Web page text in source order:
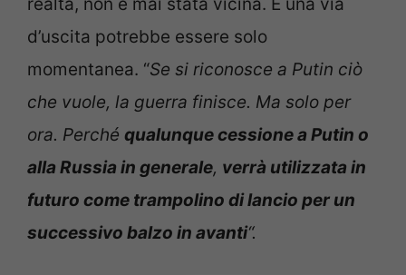
d’uscita potrebbe essere solo
momentanea. “Se si riconosce a Putin ciò
che vuole, la guerra finisce. Ma solo per
ora. Perché qualunque cessione a Putin o
alla Russia in generale, verrà utilizzata in
futuro come trampolino di lancio per un
successivo balzo in avanti“.